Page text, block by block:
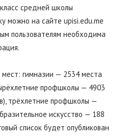
средней школы
можно на сайте upisi.edu.me
пользователям необходима
мест: гимназии — 2534 места
профшколы — 4903
трёхлетние профшколы —
искусство — 188
список будет опубликован